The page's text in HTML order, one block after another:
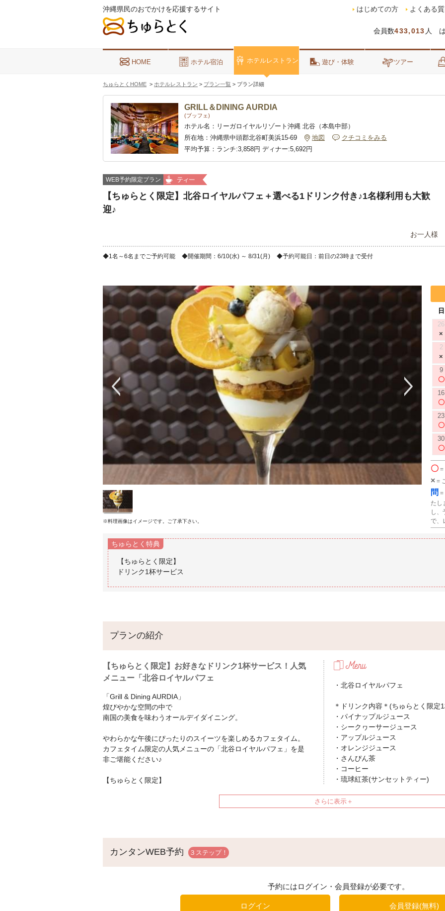
沖縄県民のおでかけを応援するサイト
会員数433,013 人
はじめての方 よくある
HOME ホテル宿泊 ホテルレストラン 遊び・体験 ツアー
ちゅらとくHOME > ホテルレストラン > プラン一覧 > プラン詳細
GRILL＆DINING AURDIA
(ブッフェ)
ホテル名： リーガロイヤルリゾート沖縄 北谷（本島中部）
所在地： 沖縄県中頭郡北谷町美浜15-69 地図
クチコミをみる
平均予算： ランチ:3,858円 ディナー:5,692円
WEB予約限定プラン
【ちゅらとく限定】北谷ロイヤルパフェ＋選べる1ドリンク付き♪1名様利用も大歓
迎♪
お一人様
1名～6名までご予約可能 開催期間：6/10(水) ～ 8/31(月) 予約可能日：前日の23時まで受付
※料理画像はイメージです。ご了承下さい。
日
26
2
9
16
23
30
〇 =
× =
問 =
たし
し、
で、
ちゅらとく特典
【ちゅらとく限定】
プランの紹介
【ちゅらとく限定】お好きなドリンク1杯サービス！人気
メニュー「北谷ロイヤルパフェ
「Grill & Dining AURDIA」
煌びやかな空間の中で
南国の美食を味わうオールデイダイニング。
やわらかな午後にぴったりのスイーツを楽しめるカフェタイム。
カフェタイム限定の人気メニューの「北谷ロイヤルパフェ」を是
非ご堪能ください♪
【ちゅらとく限定】
＊石垣牛ビーフとローストビーフのハンバーガー
・北谷ロイヤルパフェ
＊ドリンク内容＊(ちゅらとく限定
・パイナップルジュース
・シークヮーサージュース
・アップルジュース
・オレンジジュース
・さんぴん茶
・コーヒー
・琉球紅茶(サンセットティー)
カンタンWEB予約
予約にはログイン・会員登録が必要です。
ログイン 会員登録(無料)